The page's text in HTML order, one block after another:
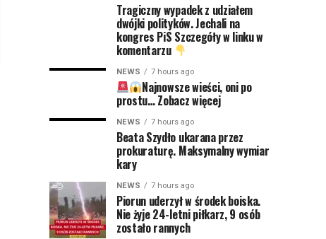
Tragiczny wypadek z udziałem
dwójki polityków. Jechali na
kongres PiS Szczegóły w linku w
komentarzu
NEWS 7 hours ago
Najnowsze wieści, oni po
prostu… Zobacz więcej
NEWS 7 hours ago
Beata Szydło ukarana przez
prokuraturę. Maksymalny wymiar
kary
NEWS 7 hours ago
Piorun uderzył w środek boiska.
Nie żyje 24-letni piłkarz, 9 osób
zostało rannych